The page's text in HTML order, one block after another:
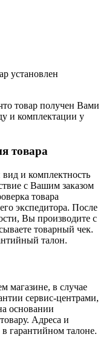
установлен
товар получен Вами
и комплектации у
товара
и комплектность
с Вашим заказом
товара
экспедитора. После
Вы производите с
товарный чек.
талон.
магазине, в случае
сервис-центрами,
основании
Адреса и
гарантийном талоне.